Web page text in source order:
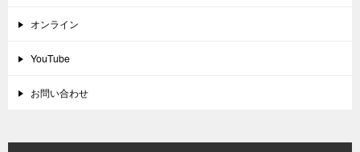
オンライン
YouTube
お問い合わせ